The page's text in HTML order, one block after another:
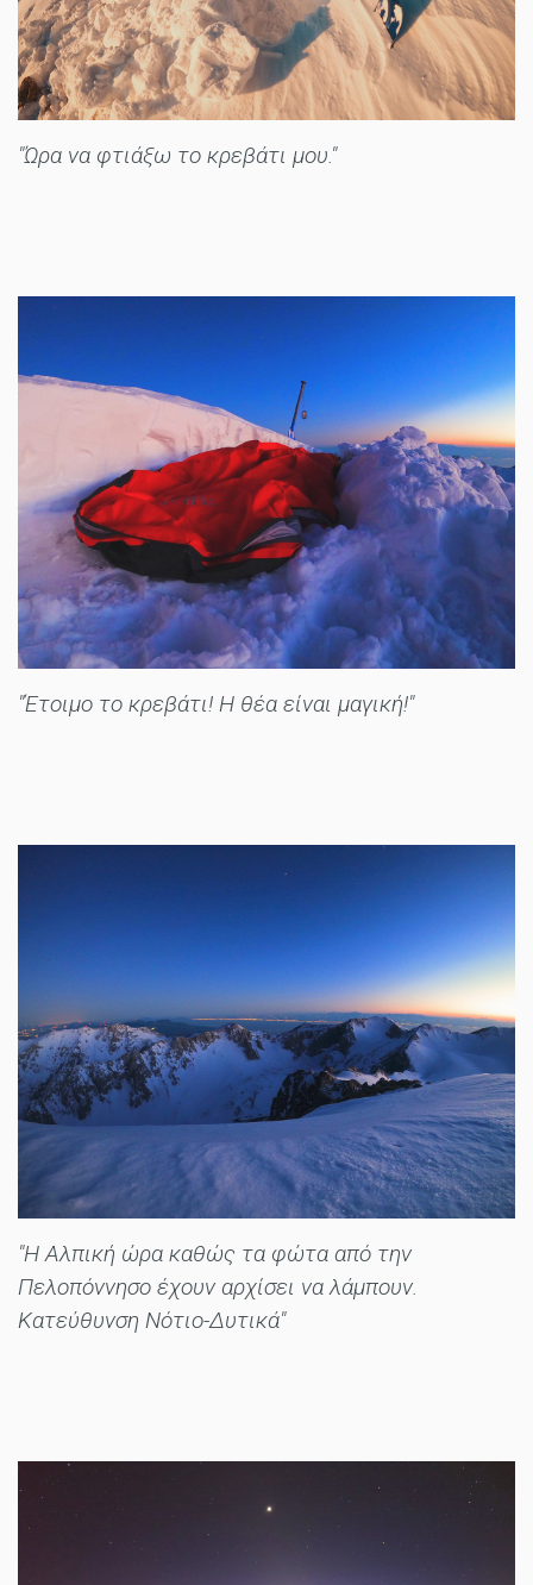
"Ώρα να φτιάξω το κρεβάτι μου."
"Έτοιμο το κρεβάτι! H θέα είναι μαγική!"
"Η Αλπική ώρα καθώς τα φώτα από την
Πελοπόννησο έχουν αρχίσει να λάμπουν.
Κατεύθυνση Νότιο-Δυτικά"